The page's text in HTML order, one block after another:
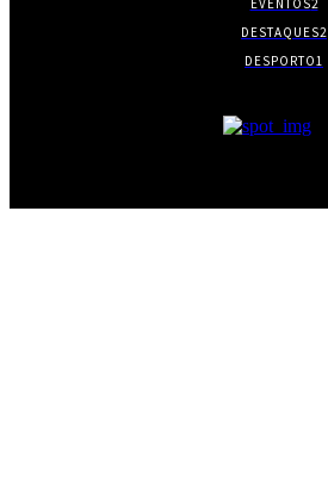
EVENTOS2
DESTAQUES2
DESPORTO1